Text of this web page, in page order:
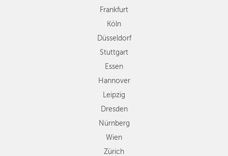
Dresden
Nürnberg
Wien
Zürich
Andere
Regionen
Frankfurt
Köln
Düsseldorf
Stuttgart
Essen
Hannover
Leipzig
Dresden
Nürnberg
Wien
Zürich